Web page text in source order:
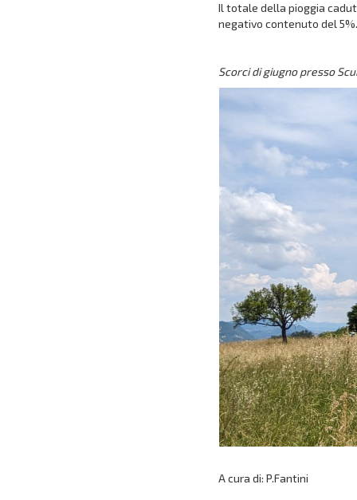
Il totale della pioggia
negativo contenuto del
Scorci di giugno presso
A cura di: P.Fantini